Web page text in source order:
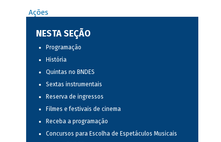
Ações
NESTA SEÇÃO
Programação
História
Quintas no BNDES
Sextas instrumentais
Reserva de ingressos
Filmes e festivais de cinema
Receba a programação
Concursos para Escolha de Espetáculos Musicais